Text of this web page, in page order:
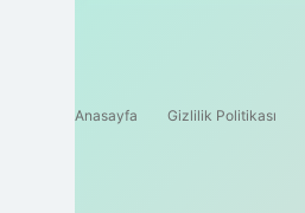
Anasayfa Gizlilik Politikası